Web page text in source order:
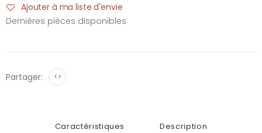
Ajouter à ma liste d'envie
Dernières pièces disponibles
Partager: <>
Caractéristiques
Description